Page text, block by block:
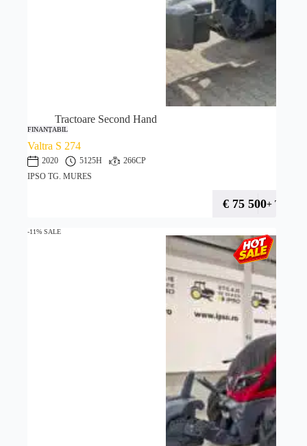
Tractoare Second Hand
FINANȚABIL
Valtra S 274
2020 5125H
266CP
IPSO TG. MURES
€ 75 500+ TVA
-11% SALE